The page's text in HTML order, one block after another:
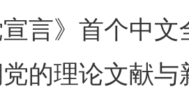
宣言》首个中
的理论文献